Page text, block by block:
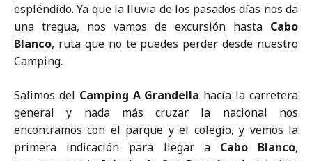
espléndido. Ya que la lluvia de los pasados días nos da
una tregua, nos vamos de excursión hasta Cabo
Blanco, ruta que no te puedes perder desde nuestro
Camping.
Salimos del Camping A Grandella hacía la carretera
general y nada más cruzar la nacional nos
encontramos con el parque y el colegio, y vemos la
primera indicación para llegar a Cabo Blanco,